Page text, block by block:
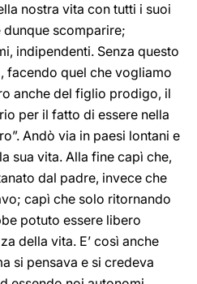
nostra vita con tutti i suoi
scomparire;
indipendenti. Senza questo
facendo quel che vogliamo
anche del figlio prodigo, il
per il fatto di essere nella
Andò via in paesi lontani e
sua vita. Alla fine capì che,
dal padre, invece che
capì che solo ritornando
potuto essere libero
della vita. E’ così anche
si pensava e si credeva